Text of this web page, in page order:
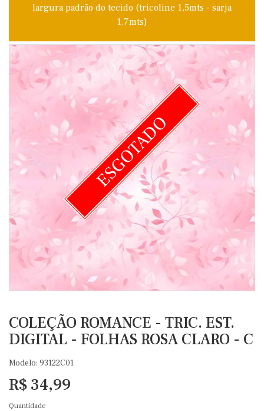
largura padrão do tecido (tricoline 1,5mts - sarja
1,7mts)
ESGOTADO
COLEÇÃO ROMANCE - TRIC. EST.
DIGITAL - FOLHAS ROSA CLARO - C
Modelo: 93122C01
R$ 34,99
Quantidade